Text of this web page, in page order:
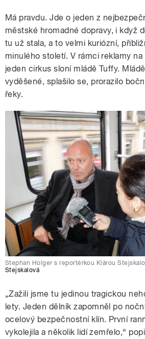
Má pravdu. Jde o jeden z
městské hromadné dopravy, i když
tu už stala, a to velmi kuriózní,
minulého století. V rámci reklamy
jeden cirkus sloní mládě Tuffy.
vyděšené, splašilo se, prorazilo
řeky.
Stephan Holger s reportérkou Klárou
Stejskalová
„Zažili jsme tu jedinou tragickou
lety. Jeden dělník zapomněl po
ocelový bezpečnostní klín. První
vykolejila a několik lidí zemřelo,“